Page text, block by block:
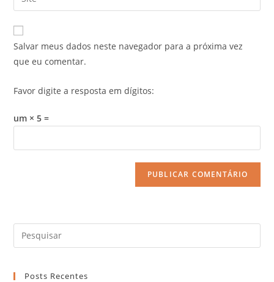
Salvar meus dados neste navegador para a próxima vez
que eu comentar.
Favor digite a resposta em dígitos:
um × 5 =
Posts Recentes